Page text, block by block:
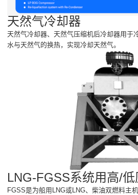
天然气冷却器
天然气冷却器、天然气压缩机后冷却器用于
水与天然气的换热，实现冷却天然气。
LNG-FGSS系统用高/
FGSS是为船用LNG或LNG、柴油双燃料主